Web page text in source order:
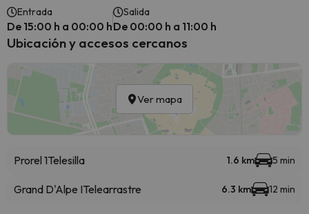
Entrada
De 15:00 h a 00:00 h
Salida
De 00:00 h a 11:00 h
Ubicación y accesos cercanos
Ver mapa
Prorel 1Telesilla 1.6 km 5 min
Grand D'Alpe ITelearrastre 6.3 km 12 min